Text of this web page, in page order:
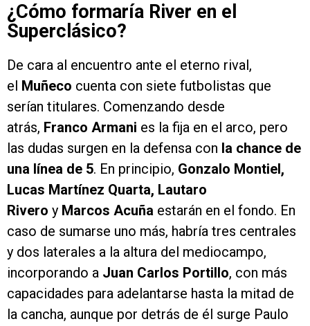
¿Cómo formaría River en el
Superclásico?
De cara al encuentro ante el eterno rival,
el Muñeco cuenta con siete futbolistas que
serían titulares. Comenzando desde
atrás, Franco Armani es la fija en el arco, pero
las dudas surgen en la defensa con la chance de
una línea de 5. En principio, Gonzalo Montiel,
Lucas Martínez Quarta, Lautaro
Rivero y Marcos Acuña estarán en el fondo. En
caso de sumarse uno más, habría tres centrales
y dos laterales a la altura del mediocampo,
incorporando a Juan Carlos Portillo, con más
capacidades para adelantarse hasta la mitad de
la cancha, aunque por detrás de él surge Paulo